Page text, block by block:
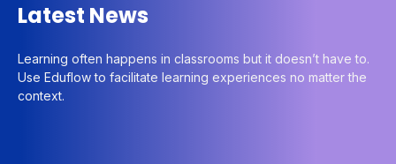
Latest News
Learning often happens in classrooms but it doesn’t have to.
Use Eduflow to facilitate learning experiences no matter the
context.